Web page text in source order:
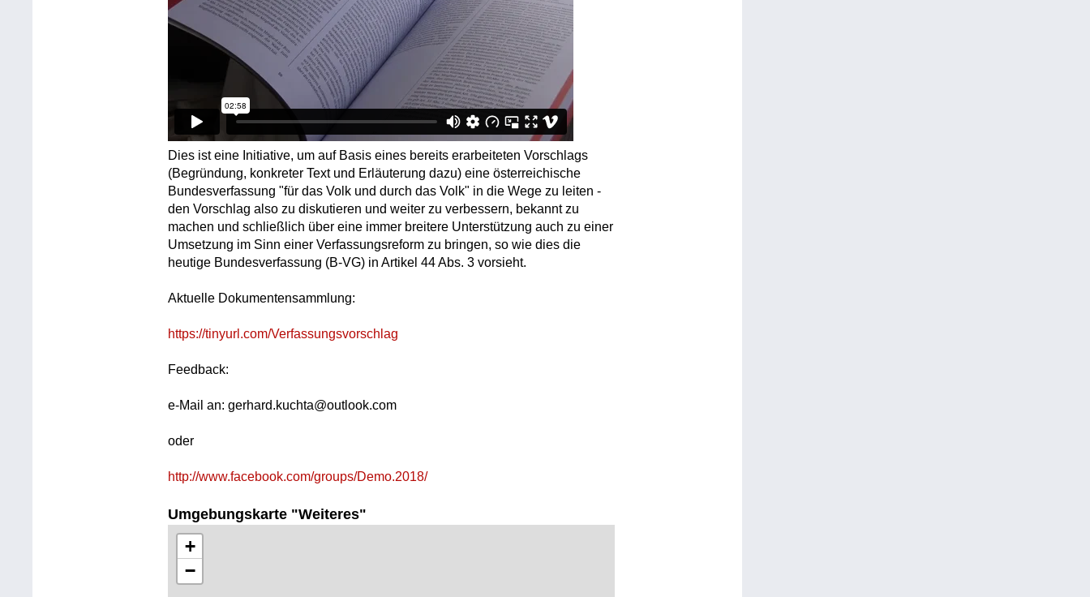
Dies ist eine Initiative, um auf Basis eines bereits erarbeiteten Vorschlags
(Begründung, konkreter Text und Erläuterung dazu) eine österreichische
Bundesverfassung "für das Volk und durch das Volk" in die Wege zu leiten -
den Vorschlag also zu diskutieren und weiter zu verbessern, bekannt zu
machen und schließlich über eine immer breitere Unterstützung auch zu einer
Umsetzung im Sinn einer Verfassungsreform zu bringen, so wie dies die
heutige Bundesverfassung (B-VG) in Artikel 44 Abs. 3 vorsieht.
Aktuelle Dokumentensammlung:
https://tinyurl.com/Verfassungsvorschlag
Feedback:
e-Mail an: gerhard.kuchta@outlook.com
oder
http://www.facebook.com/groups/Demo.2018/
Umgebungskarte "Weiteres"
+
−